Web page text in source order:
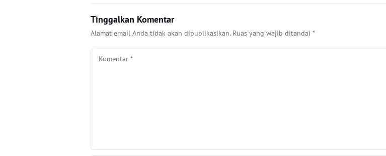
Tinggalkan Komentar
Alamat email Anda tidak akan dipublikasikan. Ruas yang wajib ditandai *